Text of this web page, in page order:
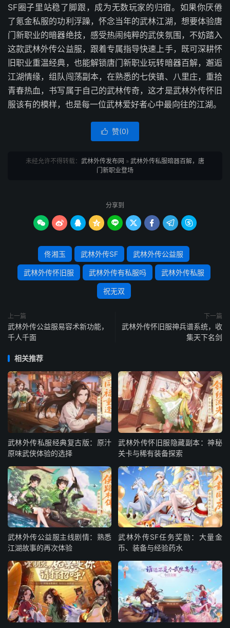
SF圈子里站稳了脚跟，成为无数玩家的归宿。如果你厌倦
了氪金私服的功利浮躁，怀念当年的武林江湖，想要体验唐
门新职业的暗器绝技，感受热闹纯粹的武侠氛围，不妨踏入
这款武林外传公益服，跟着专属指导快速上手，既可深耕怀
旧职业重温经典，也能解锁唐门新职业玩转暗器百解，邂逅
江湖情缘，组队闯荡副本，在熟悉的七侠镇、八里庄，重拾
青春热血，书写属于自己的武林传奇，这才是武林外传怀旧
服该有的模样，也是每一位武林爱好者心中最向往的江湖。
 赞(0)
未经允许不得转载： 武林外传发布网 » 武林外传私服暗器百解，唐
门新职业登场
分享到
        
佟湘玉 武林外传SF 武林外传公益服
武林外传怀旧服 武林外传有私服吗 武林外传私服
祝无双
上一篇
武林外传公益服易容术新功能，
千人千面
下一篇
武林外传怀旧服神兵谱系统，收
集天下名剑
相关推荐
武林外传私服经典复古版：原汁
原味武侠体验的选择
武林外传怀旧服隐藏副本：神秘
关卡与稀有装备探索
武林外传公益服主线剧情：熟悉
江湖故事的再次体验
武林外传SF任务奖励：大量金
币、装备与经验药水